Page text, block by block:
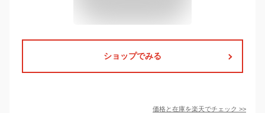
ショップでみる
価格と在庫を楽天でチェック >>